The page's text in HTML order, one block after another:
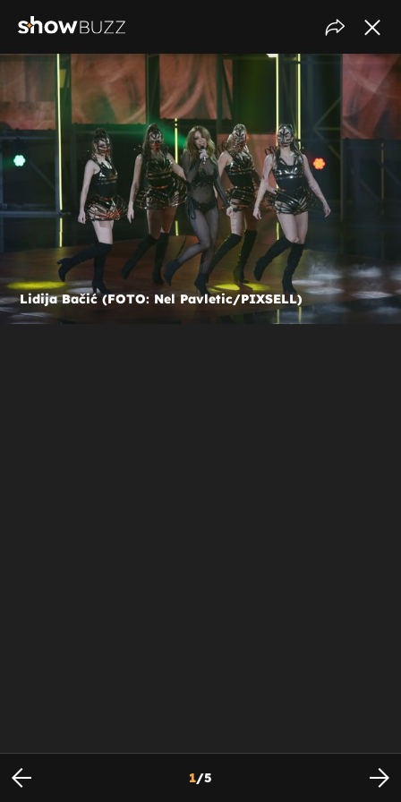
Lidija Bačić (FOTO: Nel Pavletic/PIXSELL)
1/5